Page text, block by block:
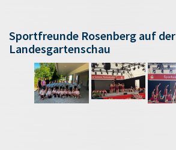
Sportfreunde Rosenberg auf der
Landesgartenschau